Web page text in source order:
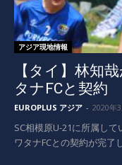
アジア現地情報
【タイ】林知
タナFCと契約
EUROPLUS アジア - 2020年
SC相模原U-21に所属し
ワタナFCとの契約が完了